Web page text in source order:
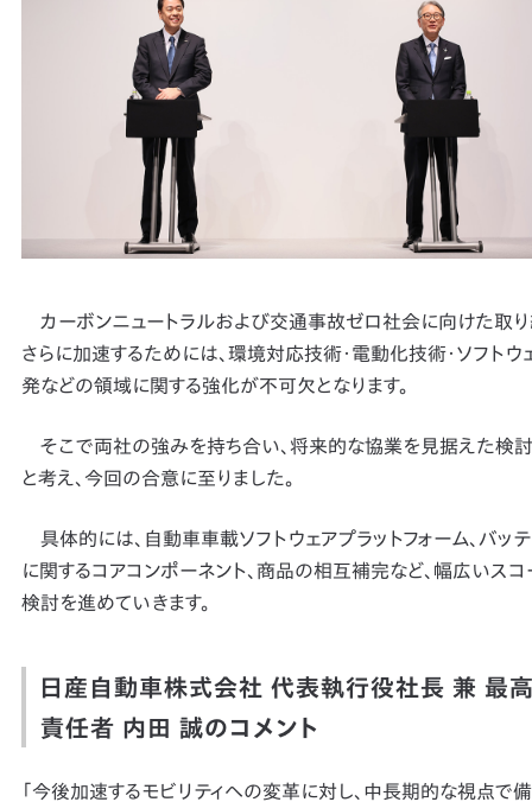
カーボンニュートラルおよび交通事故ゼロ社会に向けた取
さらに加速するためには、環境対応技術・電動化技術・ソフトウ
発などの領域に関する強化が不可欠となります。
そこで両社の強みを持ち合い、将来的な協業を見据えた検
と考え、今回の合意に至りました。
具体的には、自動車車載ソフトウェアプラットフォーム、バッ
に関するコアコンポーネント、商品の相互補完など、幅広いス
検討を進めていきます。
日産自動車株式会社 代表執行役社長 兼 最
責任者 内田 誠のコメント
「今後加速するモビリティへの変革に対し、中長期的な視点で